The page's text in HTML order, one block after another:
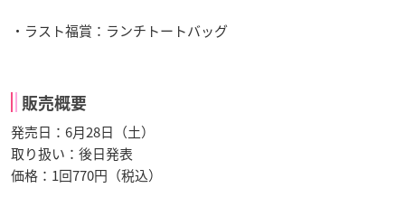
・ラスト福賞：ランチトートバッグ
販売概要
発売日：6月28日（土）
取り扱い：後日発表
価格：1回770円（税込）